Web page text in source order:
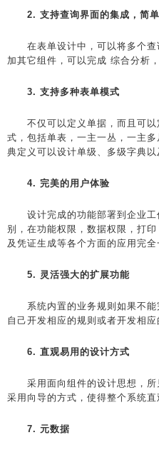
2. 支持查询界面的集成，简
在表单设计中，可以将多个查
加其它组件，可以完成 综合分析
3. 支持多种表单模式
不仅可以定义单据，而且可以
式，包括单表，一主一丛，一主
典定义可以设计单级、多级字典以
4. 完美的用户体验
设计完成的功能部署到企业工
别，在功能权限，数据权限，打
及凭证生成等各个方面的应用完全
5. 灵活强大的扩展功能
系统内置的业务规则如果不能
自己开发相应的规则或者开发相应
6. 直观易用的设计方式
采用面向组件的设计思想，所
采用向导的方式，使得整个系统直
7. 元数据